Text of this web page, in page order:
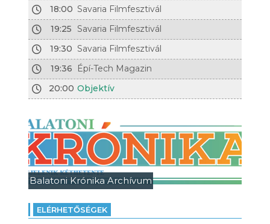
18:00 Savaria Filmfesztivál
19:25
Savaria Filmfesztivál
19:30 Savaria Filmfesztivál
19:36
Épí-Tech Magazin
20:00 Objektív
Balatoni Krónika Archívum
ELÉRHETŐSÉGEK